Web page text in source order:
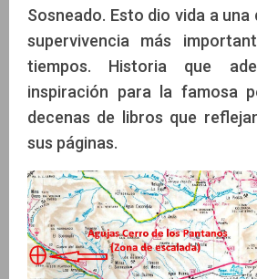
Sosneado. Esto dio vida a
supervivencia más
tiempos. Historia que
inspiración para la famosa
decenas de libros que
sus páginas.